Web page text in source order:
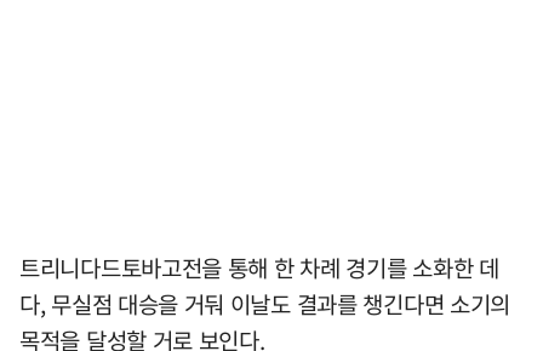
트리니다드토바고전을 통해 한 차례 경기를 소화한 데
다, 무실점 대승을 거둬 이날도 결과를 챙긴다면 소기의
목적을 달성할 거로 보인다.